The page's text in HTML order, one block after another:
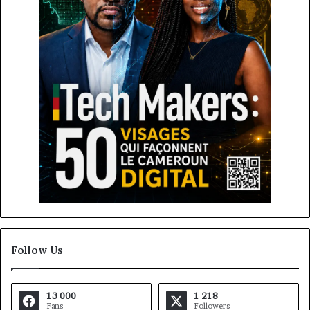
Follow Us
13 000
Fans
1 218
Followers